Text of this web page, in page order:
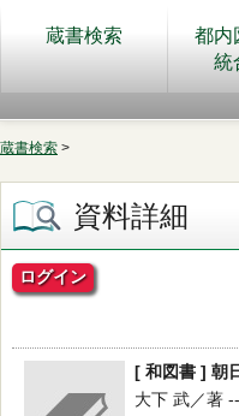
蔵書検索
都内
統
蔵書検索 >
資料詳細
ログイン
[ 和図書 ] 朝
大下 武／著